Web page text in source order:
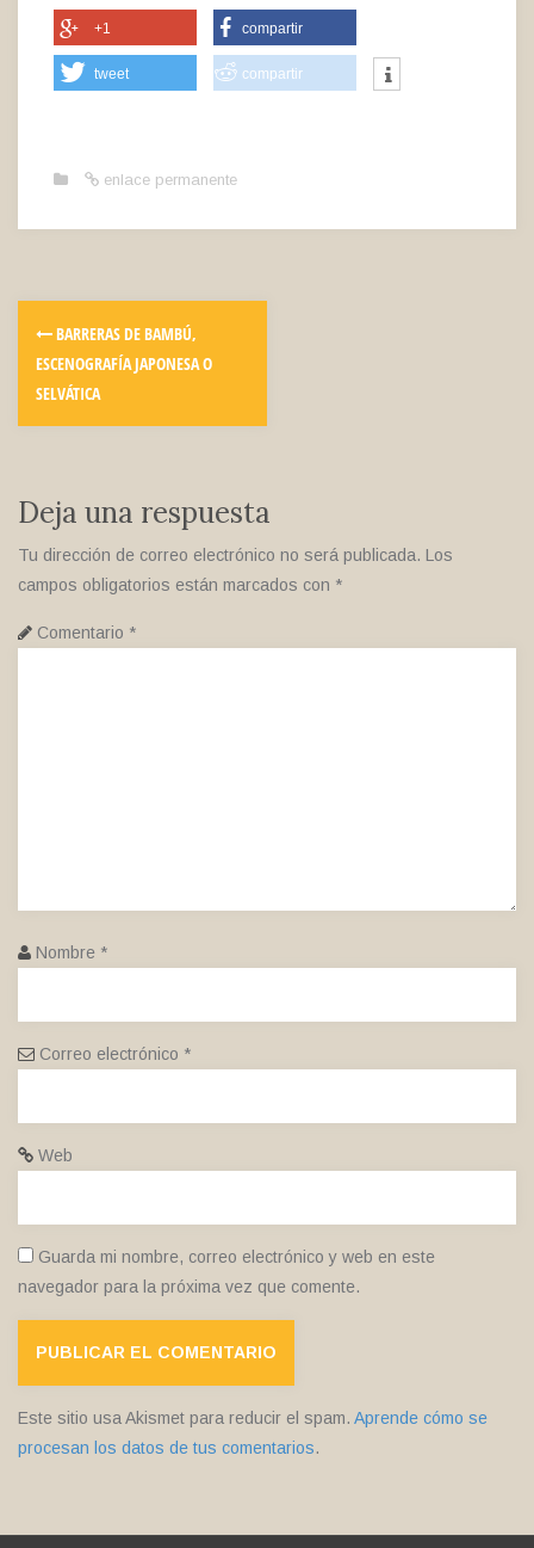
+1 compartir
tweet compartir
enlace permanente
BARRERAS DE BAMBÚ,
ESCENOGRAFÍA JAPONESA O
SELVÁTICA
Deja una respuesta
Tu dirección de correo electrónico no será publicada. Los
campos obligatorios están marcados con *
Comentario *
Nombre *
Correo electrónico *
Web
Guarda mi nombre, correo electrónico y web en este
navegador para la próxima vez que comente.
Este sitio usa Akismet para reducir el spam. Aprende cómo se
procesan los datos de tus comentarios.